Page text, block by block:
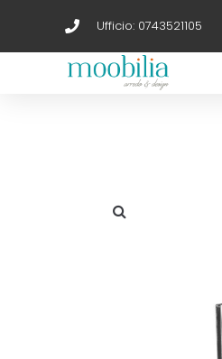
Ufficio: 0743521105